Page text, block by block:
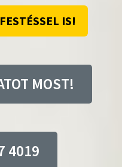
IS!
MOST!
4019